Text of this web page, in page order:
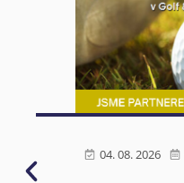
04. 08. 2026